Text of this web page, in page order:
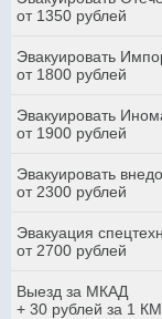
от 1350 рублей
Эвакуировать
от 1800 рублей
Эвакуировать
от 1900 рублей
Эвакуировать
от 2300 рублей
Эвакуация
от 2700 рублей
Выезд за МКАД
+ 30 рублей за 1 КМ